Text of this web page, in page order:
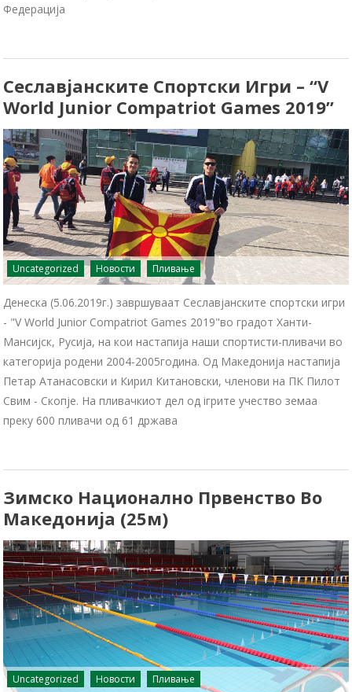
Федерација
Сеславјанските Спортски Игри – “V
World Junior Compatriot Games 2019”
Uncategorized Новости Пливање
Денеска (5.06.2019г.) завршуваат Сеславјанските спортски игри
- "V World Junior Compatriot Games 2019"во градот Ханти-
Мансијск, Русија, на кои настапија наши спортисти-пливачи во
категорија родени 2004-2005година. Од Македонија настапија
Петар Атанасовски и Кирил Китановски, членови на ПК Пилот
Свим - Скопје. На пливачкиот дел од iгрите учество земаа
преку 600 пливачи од 61 држава
Зимско Национално Првенство Во
Македонија (25м)
Uncategorized Новости Пливање